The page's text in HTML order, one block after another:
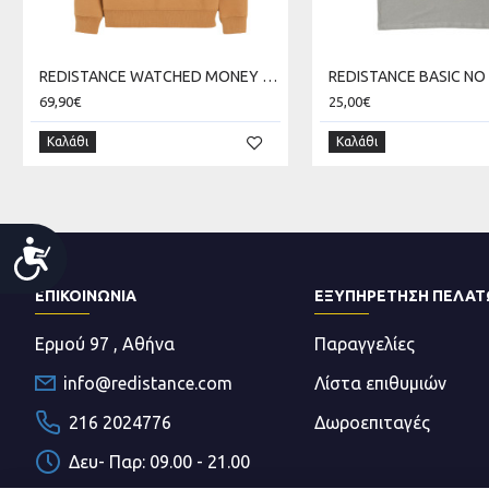
REDISTANCE WATCHED MONEY ZIP HOODIE RDU225TC08-2222
69,90€
Καλάθι
25,00€
Καλάθι
ΕΠΙΚΟΙΝΩΝΊΑ
Ερμού 97 , Αθήνα
info@redistance.com
216 2024776
Δευ- Παρ: 09.00 - 21.00
ΕΞΥΠΗΡΕΤΗΣΗ
Παραγγελίες
Λίστα επιθυμιών
Δωροεπιταγές